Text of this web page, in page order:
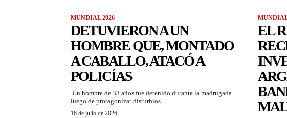
MUNDIAL 2026
DETUVIERON A UN
HOMBRE QUE, MONTADO
A CABALLO, ATACÓ A
POLICÍAS
Un hombre de 33 años fue detenido durante la madrugada
luego de protagonizar disturbios...
16 de julio de 2026
EL